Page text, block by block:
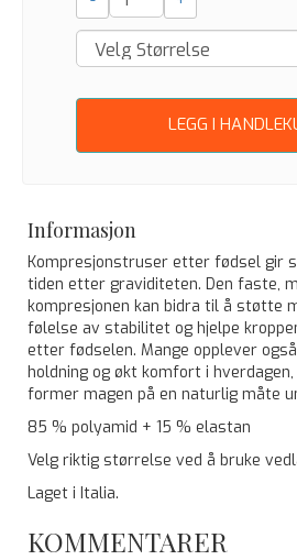
LEGG I
Informasjon
Kompresjonstruser etter fødsel gir
tiden etter graviditeten. Den faste,
kompresjonen kan bidra til å støtte
følelse av stabilitet og hjelpe
etter fødselen. Mange opplever
holdning og økt komfort i
former magen på en naturlig måte
85 % polyamid + 15 % elastan
Velg riktig størrelse ved å bruke
Laget i Italia.
KOMMENTARER